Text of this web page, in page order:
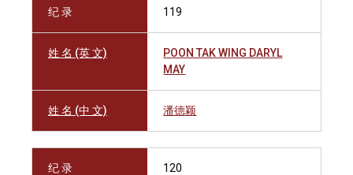
纪 录 119
姓 名 (英 文)
POON TAK WING DARYL
MAY
姓 名 (中 文) 潘德颖
纪 录 120